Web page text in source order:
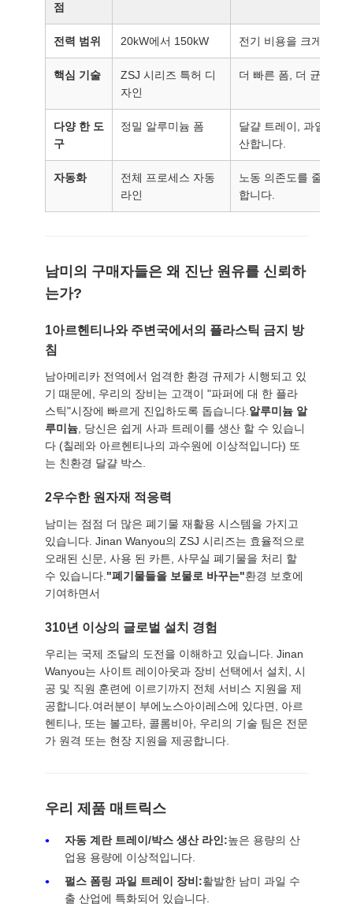
점
전력 범위 20kW에서 150kW 전기 비용을 크게 최적
핵심 기술
ZSJ 시리즈 특허 디
자인
더 빠른 폼, 더 균일한
다양 한 도
구
정밀 알루미늄 폼
달걀 트레이, 과일 트
산합니다.
자동화
전체 프로세스 자동
라인
노동 의존도를 줄이고,
합니다.
남미의 구매자들은 왜 진난 원유를 신뢰하
는가?
1아르헨티나와 주변국에서의 플라스틱 금지 방
침
남아메리카 전역에서 엄격한 환경 규제가 시행되고 있
기 때문에, 우리의 장비는 고객이 "파퍼에 대 한 플라
스틱"시장에 빠르게 진입하도록 돕습니다.알루미늄 알
루미늄, 당신은 쉽게 사과 트레이를 생산 할 수 있습니
다 (칠레와 아르헨티나의 과수원에 이상적입니다) 또
는 친환경 달걀 박스.
2우수한 원자재 적응력
남미는 점점 더 많은 폐기물 재활용 시스템을 가지고
있습니다. Jinan Wanyou의 ZSJ 시리즈는 효율적으로
오래된 신문, 사용 된 카튼, 사무실 폐기물을 처리 할
수 있습니다."폐기물들을 보물로 바꾸는"환경 보호에
기여하면서
310년 이상의 글로벌 설치 경험
우리는 국제 조달의 도전을 이해하고 있습니다. Jinan
Wanyou는 사이트 레이아웃과 장비 선택에서 설치, 시
공 및 직원 훈련에 이르기까지 전체 서비스 지원을 제
공합니다.여러분이 부에노스아이레스에 있다면, 아르
헨티나, 또는 볼고타, 콜롬비아, 우리의 기술 팀은 전문
가 원격 또는 현장 지원을 제공합니다.
우리 제품 매트릭스
자동 계란 트레이/박스 생산 라인:높은 용량의 산
업용 용량에 이상적입니다.
펄스 폼링 과일 트레이 장비:활발한 남미 과일 수
출 산업에 특화되어 있습니다.